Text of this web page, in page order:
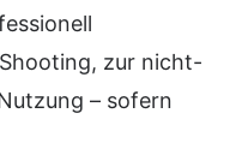
zur nicht-
– sofern